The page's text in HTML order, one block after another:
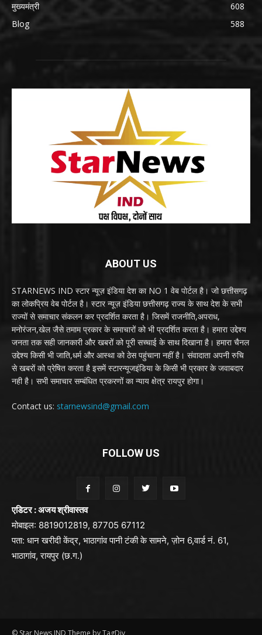
मुख्यमंत्री
608
Blog
588
ABOUT US
STARNEWS IND स्टार न्यूज़ इंडिया देश का NO 1 वेब पोर्टल है। जो छत्तीसगढ़
का लोकप्रिय वेब पोर्टल है। स्टार न्यूज़ इंडिया छत्तीसगढ़ राज्य के साथ देश के सभी
राज्यों से समाचार संकलन कर प्रदर्शित करता है। जिसमें राजनीति,अपराध,
मनोरंजन,खेल जैसे तमाम प्रकार के समाचारों को भी प्रदर्शित करता है। हमारा उद्देश्य
जनता तक सही जानकारी और खबरों को पूरी सच्चाई के साथ दिखाना है। हमारा चैनल
उद्देश्य किसी भी जाति,धर्म और आस्था को ठेस पहुंचाना नहीं है। संवादाता अपनी रुचि
से खबरों को प्रेषित करता है इसमें स्टारन्यूजइंडिया के किसी भी प्रकार के जवाबदार
नही है। सभी समाचार सम्बंधित प्रकरणों का न्याय क्षेत्र रायपुर होगा।
Contact us: starnewsind@gmail.com
FOLLOW US
एडिटर : अजय श्रीवास्तव
मोबाइल: 8819012819, 87705 67112
पता: धान खरीदी केंद्र, भाठागांव पानी टंकी के सामने, ज़ोन 6,वार्ड नं. 61,
भाठागांव, रायपुर (छ.ग.)
© Star News IND Theme by TagDiv